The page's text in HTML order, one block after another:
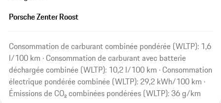
Porsche Zenter Roost
Consommation de carburant combinée pondérée (WLTP): 1,6
l/100 km · Consommation de carburant avec batterie
déchargée combinée (WLTP): 10,2 l/100 km · Consommation
électrique pondérée combinée (WLTP): 29,2 kWh/100 km ·
Émissions de CO₂ combinées pondérées (WLTP): 36 g/km